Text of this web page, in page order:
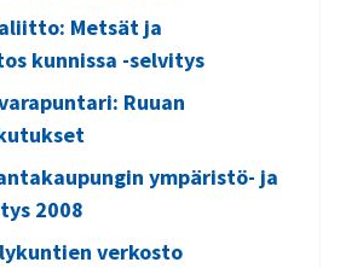
Metsät ja
kunnissa -selvitys
Ruuan
ympäristö- ja
2008
verkosto